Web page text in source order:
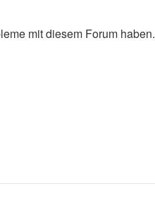
mit diesem Forum haben.